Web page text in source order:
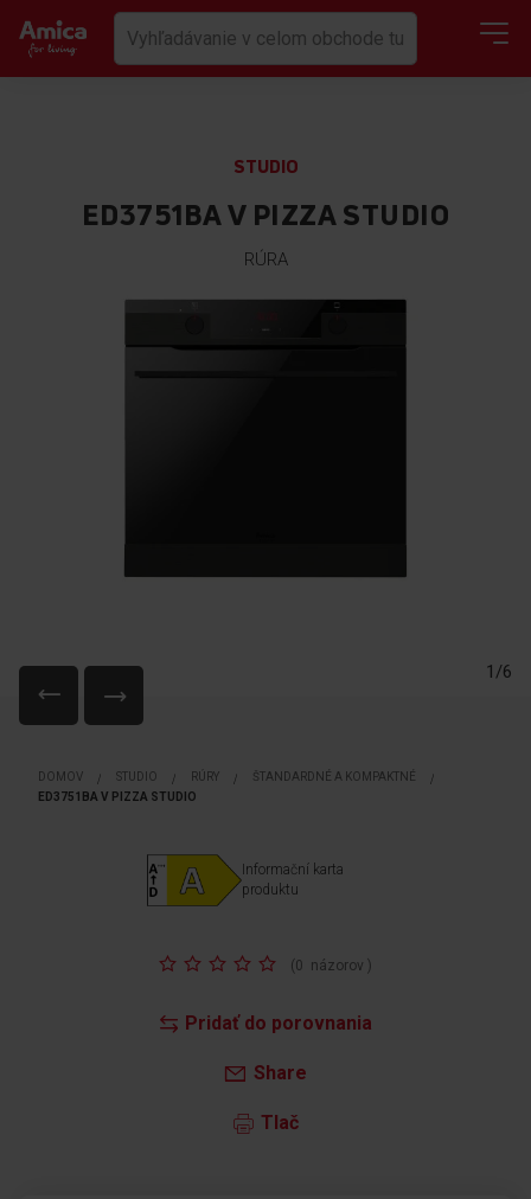
STUDIO
ED3751BA V PIZZA STUDIO
RÚRA
1/6
začiatok
DOMOV STUDIO RÚRY
ŠTANDARDNÉ A KOMPAKTNÉ
ED3751BA V PIZZA STUDIO
Pridať do porovnania
Share
Tlač
Rating: (0 názorov )
Informační karta
produktu